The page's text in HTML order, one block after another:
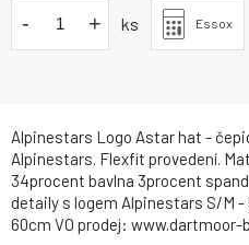
Alpinestars Logo Astar hat -
Alpinestars. Flexfit provedení.
34procent bavlna 3procent
detaily s logem Alpinestars S/M
60cm VO prodej: www.dartmoor-
- + ks Essox